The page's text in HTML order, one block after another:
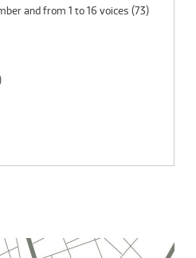
and from 1 to 16 voices (73)